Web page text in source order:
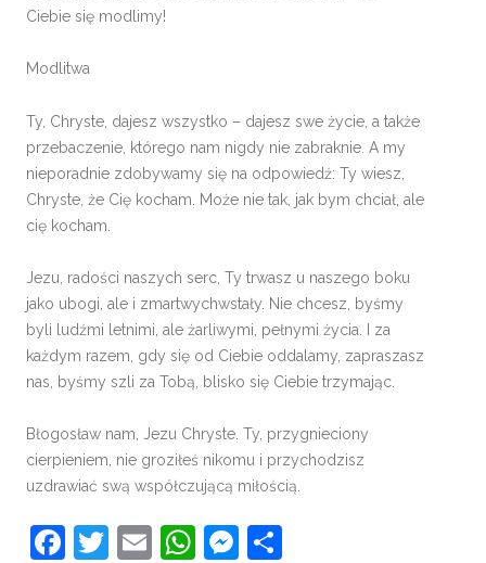
Ciebie się modlimy!
Modlitwa
Ty, Chryste, dajesz wszystko – dajesz swe życie, a także
przebaczenie, którego nam nigdy nie zabraknie. A my
nieporadnie zdobywamy się na odpowiedź: Ty wiesz,
Chryste, że Cię kocham. Może nie tak, jak bym chciał, ale
cię kocham.
Jezu, radości naszych serc, Ty trwasz u naszego boku
jako ubogi, ale i zmartwychwstały. Nie chcesz, byśmy
byli ludźmi letnimi, ale żarliwymi, pełnymi życia. I za
każdym razem, gdy się od Ciebie oddalamy, zapraszasz
nas, byśmy szli za Tobą, blisko się Ciebie trzymając.
Błogosław nam, Jezu Chryste. Ty, przygnieciony
cierpieniem, nie groziłeś nikomu i przychodzisz
uzdrawiać swą współczującą miłością.
Facebook
Twitter
EmailWhatsApp
Messenger